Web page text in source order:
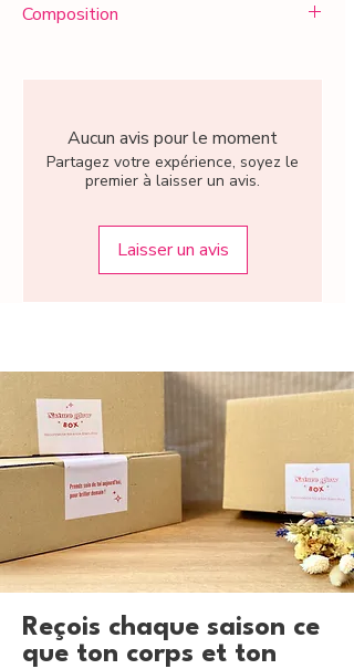
Composition
relief avec un léger martelage
• 14 illustrations à mettre en couleur
Aucun avis pour le moment
Partagez votre expérience, soyez le
premier à laisser un avis.
Laisser un avis
Reçois chaque saison ce
que ton corps et ton